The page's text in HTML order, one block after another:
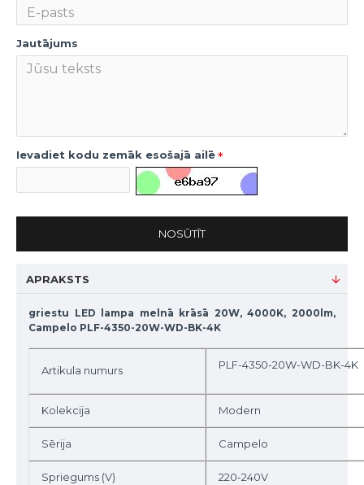
Jautājums
Ievadiet kodu zemāk esošajā ailē
NOSŪTĪT
APRAKSTS
griestu LED lampa melnā krāsā 20W, 4000K, 2000lm,
Campelo PLF-4350-20W-WD-BK-4K
Artikula numurs PLF-4350-20W-WD-BK-4K
Kolekcija Modern
Sērija Campelo
Spriegums (V) 220-240V